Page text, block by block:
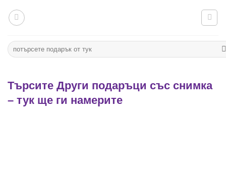
съдържанието
Търсене
за:
Търсите Други подаръци със снимка
– тук ще ги намерите